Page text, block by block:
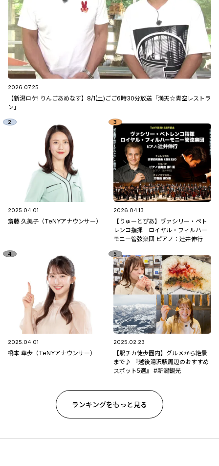
2026.07.25
【新潟ロケ! りんごあめなす】8/1(土)ごご6時30分放送「満天☆青空レストラ
ン」
2025.04.01
斎藤 久美子（TeNYアナウンサー）
2026.04.13
【りゅーとぴあ】ヴァシリー・ペト
レンコ指揮 ロイヤル・フィルハー
モニー管弦楽団 ピアノ：辻󠄀井伸行
2025.04.01
橋本 華歩（TeNYアナウンサー）
2025.02.23
【駅チカ徒歩圏内】グルメから絶景
まで♪ 『越後湯沢駅周辺のおすすめ
スポット5選』 #新潟観光
ランキングをもっと見る